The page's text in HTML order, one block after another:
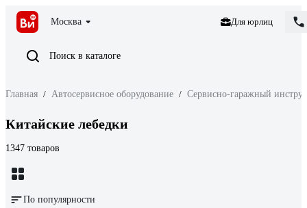
Москва Для юрлиц
Поиск в каталоге
Главная / Автосервисное оборудование / Сервисно-гаражный
Китайские лебедки
1347 товаров
По популярности